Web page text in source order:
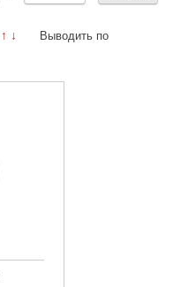
↑ ↓ Выводить по